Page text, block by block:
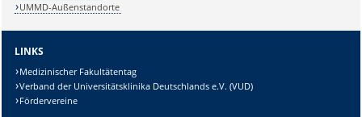
UMMD-Außenstandorte
LINKS
Medizinischer Fakultätentag
Verband der Universitätsklinika Deutschlands e.V. (VUD)
Fördervereine